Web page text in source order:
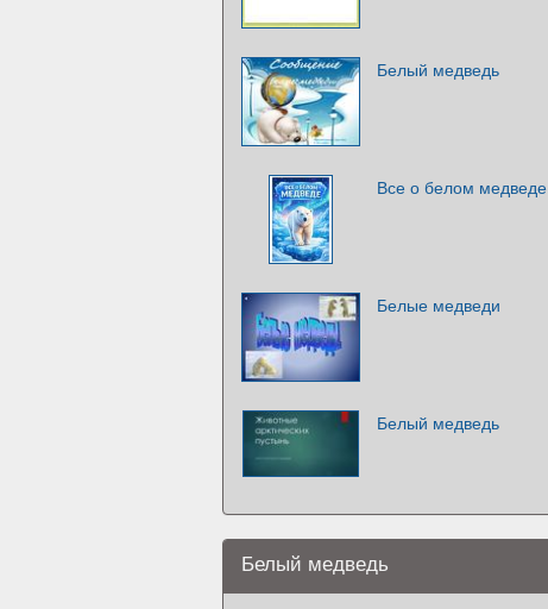
Белый медведь
Все о белом медведе
Белые медведи
Белый медведь
Белый медведь